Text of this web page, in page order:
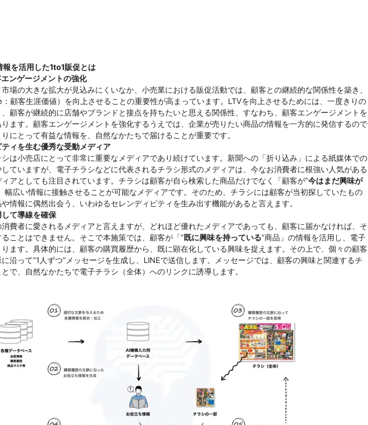
を活用した1to1販促とは
ンゲージメントの強化
場の大きな拡大が見込みにくいなか、小売業における販促活動では、顧客との継続的な関係性を築き、
顧客生涯価値）を向上させることの重要性が高まっています。LTVを向上させるためには、一度きりの
顧客が継続的に店舗やブランドと接点を持ちたいと思える関係性、すなわち、顧客エンゲージメントを
ます。顧客エンゲージメントを強化するうえでは、企業が売りたい商品の情報を一方的に発信するので
にとって有益な情報を、自然なかたちで届けることが重要です。
ィを生む優秀な受動メディア
は小売店にとって非常に重要なメディアであり続けています。新聞への「折り込み」による紙媒体での
ていますが、電子チラシなどに代表されるチラシ形式のメディアは、今なお消費者に根強い人気がある
アとしても注目されています。チラシは顧客が自ら検索した商品だけでなく「顧客が”今はまだ興味が
幅広い情報に接触させることが可能なメディアです。そのため、チラシには顧客が当初探していたもの
情報に偶然出会う、いわゆるセレンディピティを生み出す機能があると言えます。
て導線を確保
費者に愛されるメディアと言えますが、どれほど優れたメディアであっても、顧客に届かなければ、そ
ことはできません。そこで本施策では、顧客が「”既に興味を持っている”商品」の情報を活用し、電子
ます。具体的には、顧客の購買履歴から、既に顕在化している興味を捉えます。その上で、個々の顧客
沿って”1人ずつ”メッセージを生成し、LINEで送信します。メッセージでは、顧客の興味と関連するチ
で、自然なかたちで電子チラシ（全体）へのリンクに誘導します。